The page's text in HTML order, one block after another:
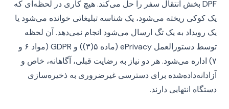
DPF بخش انتقال سفر را حل می‌کند. هیچ کاری در لحظه‌ای که
یک کوکی ریخته می‌شود، یک شناسه تبلیغاتی خوانده می‌شود یا
یک رویداد به یک تگ ارسال می‌شود انجام نمی‌دهد. آن لحظه
توسط دستورالعمل ePrivacy (ماده ۵(۳)) و GDPR (مواد ۶ و
۷) اداره می‌شود. هر دو نیاز به رضایت قبلی، آگاهانه، خاص و
آزادانه‌داده‌شده برای دسترسی غیرضروری به ذخیره‌سازی
دستگاه انتهایی دارند.